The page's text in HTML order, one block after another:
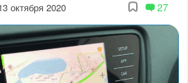
октября 2020 27